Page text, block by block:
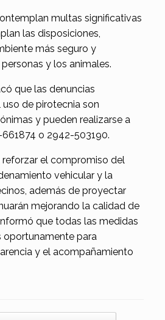
multas significativas
las disposiciones,
más seguro y
y los animales.
que las denuncias
de pirotecnia son
y pueden realizarse a
o 2942-503190.
reforzar el compromiso del
vehicular y la
además de proyectar
mejorando la calidad de
que todas las medidas
oportunamente para
y el acompañamiento